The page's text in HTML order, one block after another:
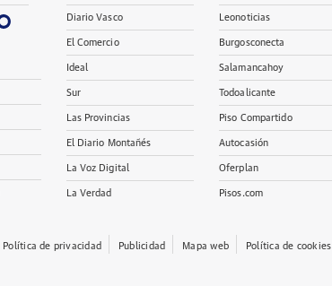
Diario Vasco
El Comercio
Ideal
Sur
Las Provincias
El Diario Montañés
La Voz Digital
La Verdad
Leonoticias
Burgosconecta
Salamancahoy
Todoalicante
Piso Compartido
Autocasión
Oferplan
Pisos.com
Política de privacidad Publicidad Mapa web Política de cookies